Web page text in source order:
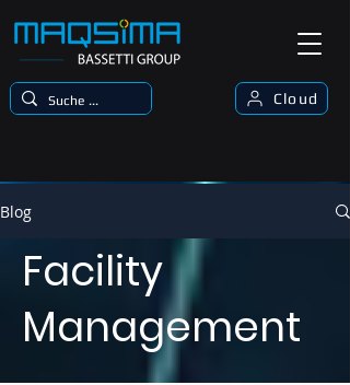
Cloud
Blog
Facility
Management